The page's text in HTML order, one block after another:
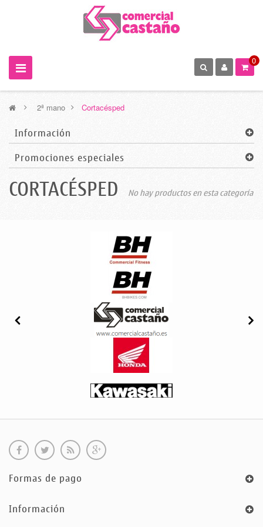
0
> 2ª mano > Cortacésped
Información
Promociones especiales
CORTACÉSPED No hay productos en esta categoría
Formas de pago
Información